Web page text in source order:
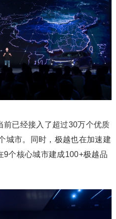
前已经接入了超过30万个优质
城市。同时，极越也在加速建
9个核心城市建成100+极越品